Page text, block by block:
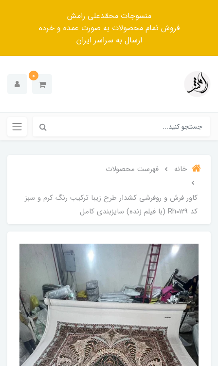
منسوجات محمّدعلی رامش
فروش تمام محصولات به صورت عمده و خرده
ارسال به سراسر ایران
0
خانه فهرست محصولات
کاور فرش و روفرشی کشدار‌ طرح زیبا ترکیب رنگ کرم و سبز
کد Rh0129 (با فیلم زنده) سایزبندی کامل